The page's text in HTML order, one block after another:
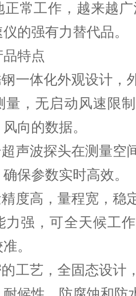
正常工作，越来越
的强有力替代品。
特点
体化外观设计，
量，无启动风速限
向的数据。
波探头在测量空
保参数实时高效。
高，量程宽，稳
力强，可全天候工
。
艺，全固态设计